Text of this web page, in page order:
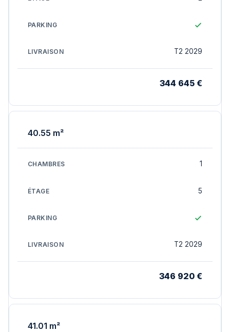
T2 2029
344 645 €
40.55 m²
1
5
T2 2029
346 920 €
41.01 m²